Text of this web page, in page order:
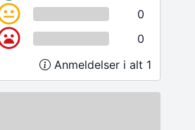
0
0
Anmeldelser i alt 1